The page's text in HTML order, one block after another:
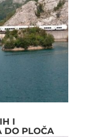
I
DO PLOČA